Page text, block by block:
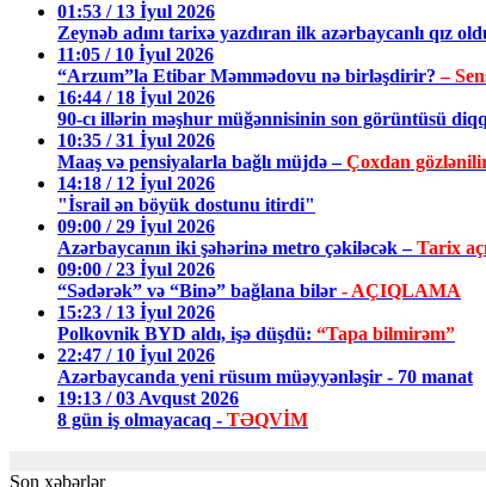
01:53 / 13 İyul 2026
Zeynəb adını tarixə yazdıran ilk azərbaycanlı qız
11:05 / 10 İyul 2026
“Arzum”la Etibar Məmmədovu nə birləşdirir?–
16:44 / 18 İyul 2026
90-cı illərin məşhur müğənnisinin son görüntüsü
10:35 / 31 İyul 2026
Maaş və pensiyalarla bağlı müjdə –Çoxdan
14:18 / 12 İyul 2026
"İsrail ən böyük dostunu itirdi"
09:00 / 29 İyul 2026
Azərbaycanın iki şəhərinə metro çəkiləcək –Tarix
09:00 / 23 İyul 2026
“Sədərək” və “Binə” bağlana bilər - AÇIQLAMA
15:23 / 13 İyul 2026
Polkovnik BYD aldı, işə düşdü: “Tapa bilmirəm”
22:47 / 10 İyul 2026
Azərbaycanda yeni rüsum müəyyənləşir - 70 manat
19:13 / 03 Avqust 2026
8 gün iş olmayacaq - TƏQVİM
Son xəbərlər